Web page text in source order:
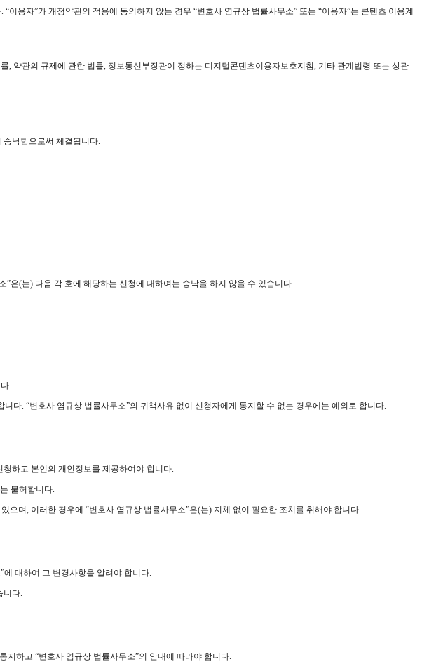
용자”가 개정약관의 적용에 동의하지 않는 경우 “변호사 염규상 법률사무소” 또는 “이용자”는 콘텐츠 이용계
약관의 규제에 관한 법률, 정보통신부장관이 정하는 디지털콘텐츠이용자보호지침, 기타 관계법령 또는 상관
낙함으로써 체결됩니다.
은(는) 다음 각 호에 해당하는 신청에 대하여는 승낙을 하지 않을 수 있습니다.
.
다. “변호사 염규상 법률사무소”의 귀책사유 없이 신청자에게 통지할 수 없는 경우에는 예외로 합니다.
하고 본인의 개인정보를 제공하여야 합니다.
불허합니다.
며, 이러한 경우에 “변호사 염규상 법률사무소”은(는) 지체 없이 필요한 조치를 취해야 합니다.
대하여 그 변경사항을 알려야 합니다.
니다.
지하고 “변호사 염규상 법률사무소”의 안내에 따라야 합니다.